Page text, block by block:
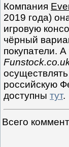
Компания
2019 года)
игровую
чёрный
покупатели.
российскую
доступны тут.
Всего